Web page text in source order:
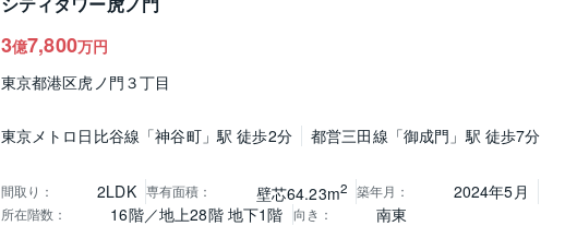
3億7,800万円
東京都港区虎ノ門３丁目
東京メトロ日比谷線「神谷町」駅 徒歩2分 都営三田線「御成門」駅 徒歩7分
間取り ： 2LDK 専有面積 ： 壁芯64.23m2 築年月 ： 2024年5月
所在階数 ： 16階／地上28階 地下1階 向き ： 南東